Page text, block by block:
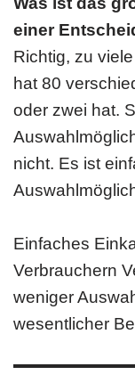
einer
Richtig, zu
hat 80
oder zwei hat.
nicht. Es ist
Einfaches
Verbrauchern
weniger
wesentlicher